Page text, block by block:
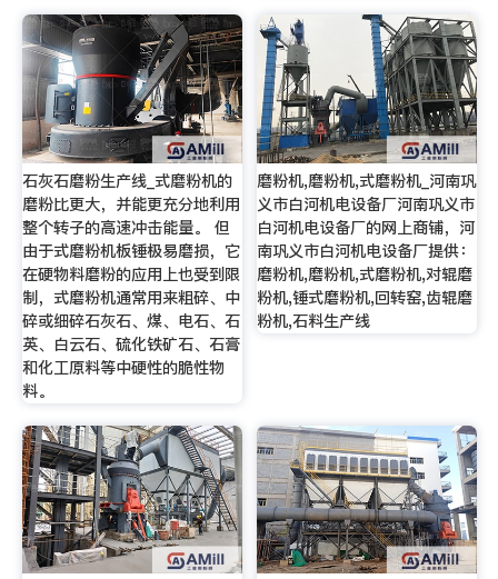
石灰石磨粉生产线_式磨粉机的
磨粉比更大，并能更充分地利用
整个转子的高速冲击能量。 但
由于式磨粉机板锤极易磨损，它
在硬物料磨粉的应用上也受到限
制，式磨粉机通常用来粗碎、中
碎或细碎石灰石、煤、电石、石
英、白云石、硫化铁矿石、石膏
和化工原料等中硬性的脆性物
料。
磨粉机,磨粉机,式磨粉机_河南巩
义市白河机电设备厂河南巩义市
白河机电设备厂的网上商铺，河
南巩义市白河机电设备厂提供：
磨粉机,磨粉机,式磨粉机,对辊磨
粉机,锤式磨粉机,回转窑,齿辊磨
粉机,石料生产线